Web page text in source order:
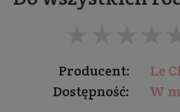
Producent:
Le
Dostępność:
W